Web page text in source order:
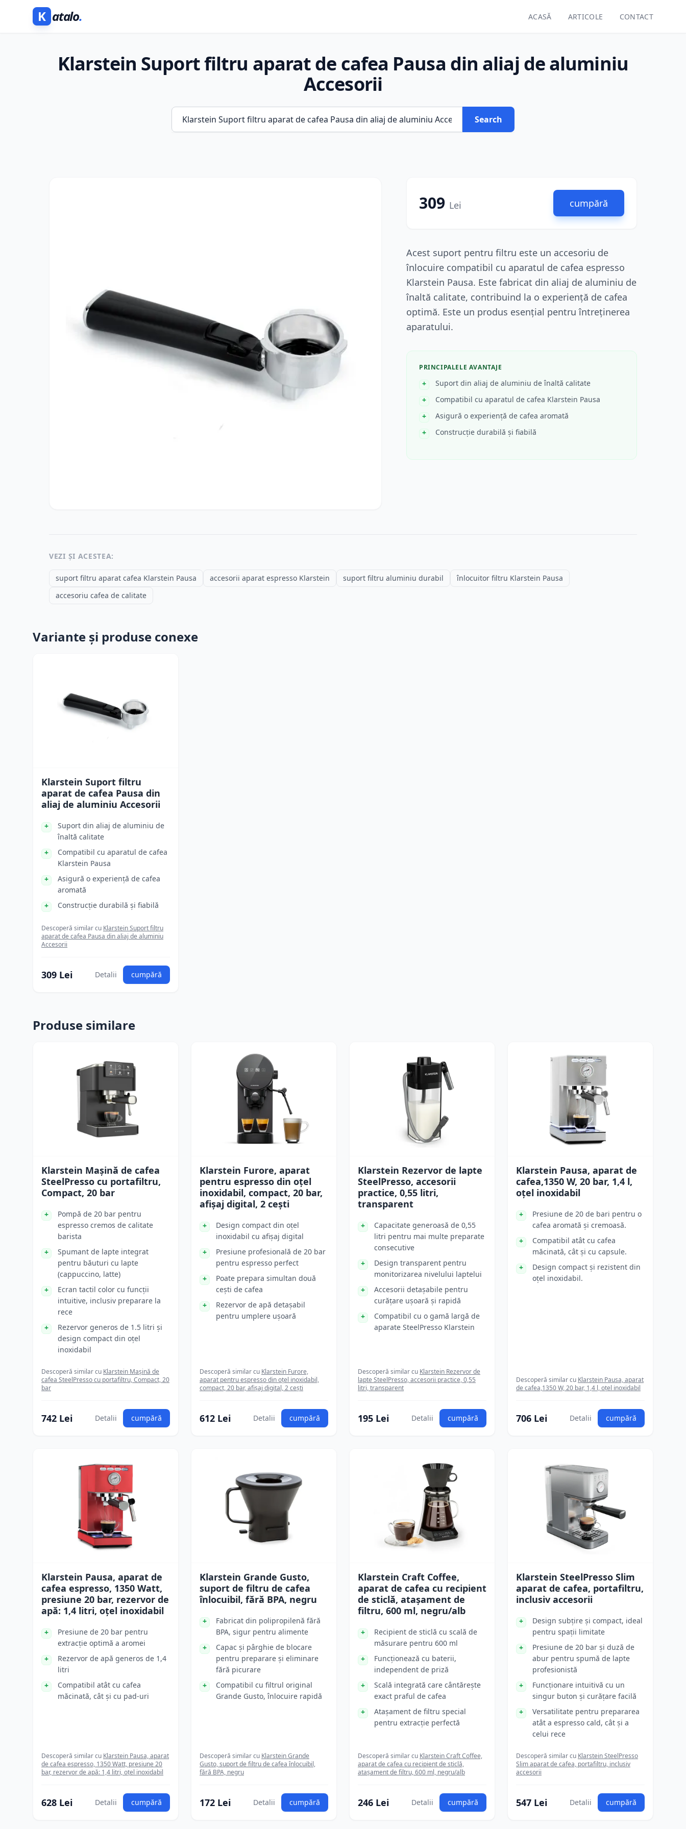
K atalo. ACASĂ ARTICOLE CONTACT
Klarstein Suport filtru aparat de cafea Pausa din aliaj de aluminiu
Accesorii
Search
309 Lei cumpără
Acest suport pentru filtru este un accesoriu de
înlocuire compatibil cu aparatul de cafea espresso
Klarstein Pausa. Este fabricat din aliaj de aluminiu de
înaltă calitate, contribuind la o experiență de cafea
optimă. Este un produs esențial pentru întreținerea
aparatului.
PRINCIPALELE AVANTAJE
Suport din aliaj de aluminiu de înaltă calitate
Compatibil cu aparatul de cafea Klarstein Pausa
Asigură o experiență de cafea aromată
Construcție durabilă și fiabilă
VEZI ȘI ACESTEA:
suport filtru aparat cafea Klarstein Pausa accesorii aparat espresso Klarstein suport filtru aluminiu durabil
înlocuitor filtru Klarstein Pausa
accesoriu cafea de calitate
Variante și produse conexe
Klarstein Suport filtru
aparat de cafea Pausa din
aliaj de aluminiu Accesorii
Suport din aliaj de aluminiu de
înaltă calitate
Compatibil cu aparatul de cafea
Klarstein Pausa
Asigură o experiență de cafea
aromată
Construcție durabilă și fiabilă
Descoperă similar cu Klarstein Suport filtru
aparat de cafea Pausa din aliaj de aluminiu
Accesorii
309 Lei Detalii cumpără
Produse similare
Klarstein Mașină de cafea
SteelPresso cu portafiltru,
Compact, 20 bar
Pompă de 20 bar pentru
espresso cremos de calitate
barista
Spumant de lapte integrat
pentru băuturi cu lapte
(cappuccino, latte)
Ecran tactil color cu funcții
intuitive, inclusiv preparare la
rece
Rezervor generos de 1.5 litri și
design compact din oțel
inoxidabil
Descoperă similar cu Klarstein Mașină de
cafea SteelPresso cu portafiltru, Compact, 20
bar
742 Lei Detalii cumpără
Klarstein Furore, aparat
pentru espresso din oțel
inoxidabil, compact, 20 bar,
afișaj digital, 2 cești
Design compact din oțel
inoxidabil cu afișaj digital
Presiune profesională de 20 bar
pentru espresso perfect
Poate prepara simultan două
cești de cafea
Rezervor de apă detașabil
pentru umplere ușoară
Descoperă similar cu Klarstein Furore,
aparat pentru espresso din oțel inoxidabil,
compact, 20 bar, afișaj digital, 2 cești
612 Lei Detalii cumpără
Klarstein Rezervor de lapte
SteelPresso, accesorii
practice, 0,55 litri,
transparent
Capacitate generoasă de 0,55
litri pentru mai multe preparate
consecutive
Design transparent pentru
monitorizarea nivelului laptelui
Accesorii detașabile pentru
curățare ușoară și rapidă
Compatibil cu o gamă largă de
aparate SteelPresso Klarstein
Descoperă similar cu Klarstein Rezervor de
lapte SteelPresso, accesorii practice, 0,55
litri, transparent
195 Lei Detalii cumpără
Klarstein Pausa, aparat de
cafea,1350 W, 20 bar, 1,4 l,
oțel inoxidabil
Presiune de 20 de bari pentru o
cafea aromată și cremoasă.
Compatibil atât cu cafea
măcinată, cât și cu capsule.
Design compact și rezistent din
oțel inoxidabil.
Descoperă similar cu Klarstein Pausa, aparat
de cafea,1350 W, 20 bar, 1,4 l, oțel inoxidabil
706 Lei Detalii cumpără
Klarstein Pausa, aparat de
cafea espresso, 1350 Watt,
presiune 20 bar, rezervor de
apă: 1,4 litri, oțel inoxidabil
Presiune de 20 bar pentru
extracție optimă a aromei
Rezervor de apă generos de 1,4
litri
Compatibil atât cu cafea
măcinată, cât și cu pad-uri
Descoperă similar cu Klarstein Pausa, aparat
de cafea espresso, 1350 Watt, presiune 20
bar, rezervor de apă: 1,4 litri, oțel inoxidabil
628 Lei Detalii cumpără
Klarstein Grande Gusto,
suport de filtru de cafea
înlocuibil, fără BPA, negru
Fabricat din polipropilenă fără
BPA, sigur pentru alimente
Capac și pârghie de blocare
pentru preparare și eliminare
fără picurare
Compatibil cu filtrul original
Grande Gusto, înlocuire rapidă
Descoperă similar cu Klarstein Grande
Gusto, suport de filtru de cafea înlocuibil,
fără BPA, negru
172 Lei Detalii cumpără
Klarstein Craft Coffee,
aparat de cafea cu recipient
de sticlă, atașament de
filtru, 600 ml, negru/alb
Recipient de sticlă cu scală de
măsurare pentru 600 ml
Funcționează cu baterii,
independent de priză
Scală integrată care cântărește
exact praful de cafea
Atașament de filtru special
pentru extracție perfectă
Descoperă similar cu Klarstein Craft Coffee,
aparat de cafea cu recipient de sticlă,
atașament de filtru, 600 ml, negru/alb
246 Lei Detalii cumpără
Klarstein SteelPresso Slim
aparat de cafea, portafiltru,
inclusiv accesorii
Design subțire și compact, ideal
pentru spații limitate
Presiune de 20 bar și duză de
abur pentru spumă de lapte
profesionistă
Funcționare intuitivă cu un
singur buton și curățare facilă
Versatilitate pentru prepararea
atât a espresso cald, cât și a
celui rece
Descoperă similar cu Klarstein SteelPresso
Slim aparat de cafea, portafiltru, inclusiv
accesorii
547 Lei Detalii cumpără